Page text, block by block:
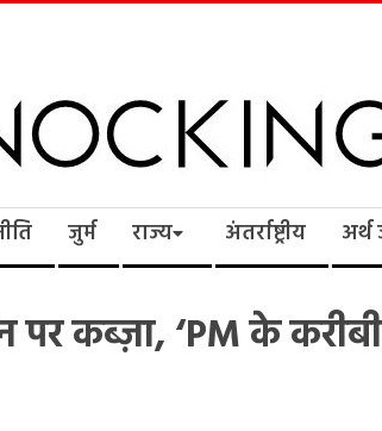
जुर्म राज्य अंतर्राष्ट्रीय
कब्ज़ा, ‘PM के